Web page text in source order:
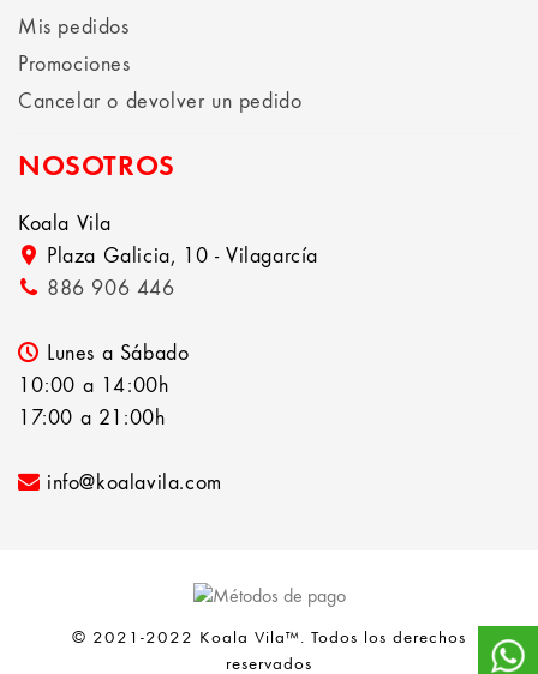
Mis pedidos
Promociones
Cancelar o devolver un pedido
NOSOTROS
Koala Vila
Plaza Galicia, 10 - Vilagarcía
886 906 446
Lunes a Sábado
10:00 a 14:00h
17:00 a 21:00h
info@koalavila.com
© 2021-2022 Koala Vila™. Todos los derechos
reservados